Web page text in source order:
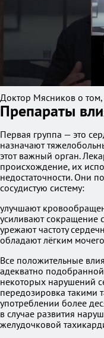
Доктор Мясников о
Препараты
Первая группа — это
назначают
этот важный орган.
происхождение, их
недостаточности. Они
сосудистую систему:
улучшают
усиливают
урежают частоту
обладают лёгким
Все положительные
адекватно
некоторых нарушений
передозировка такими
употреблении более
в случае развития
желудочковой